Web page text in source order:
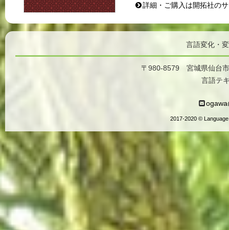
詳細・ご購入は開拓社の
言語変化・
〒980-8579 宮城県仙台
言語テ
2017-2020 ©